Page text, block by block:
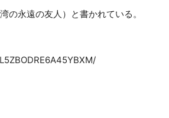
の永遠の友人）と書かれている。